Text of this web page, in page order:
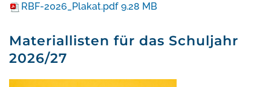
RBF-2026_Plakat.pdf 9.28 MB
Materiallisten für das Schuljahr
2026/27